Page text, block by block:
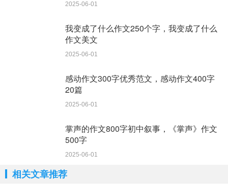
2025-06-01
我变成了什么作文250个字，我变成了什么
作文美文
2025-06-01
感动作文300字优秀范文，感动作文400字
20篇
2025-06-01
掌声的作文800字初中叙事，《掌声》作文
500字
2025-06-01
相关文章推荐